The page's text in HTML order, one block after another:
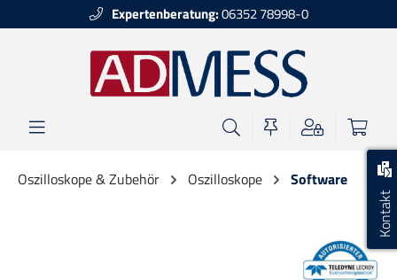
Kontakt
Expertenberatung:06352 78998-0
Oszilloskope & Zubehör Oszilloskope Software